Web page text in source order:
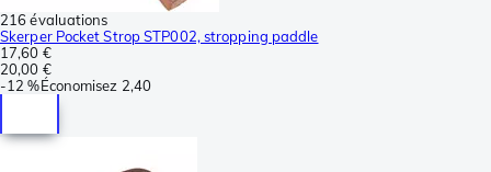
216 évaluations
Skerper Pocket Strop STP002, stropping paddle
17,60 €
20,00 €
-12 %Économisez 2,40